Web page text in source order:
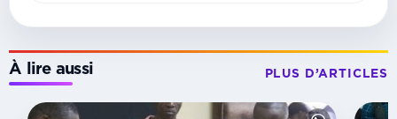
À lire aussi PLUS D’ARTICLES